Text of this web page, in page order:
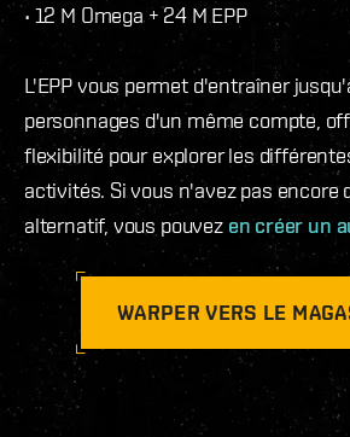
• 12 M Omega + 24 M EPP
L'EPP vous permet d'entraîner
personnages d'un même compte,
flexibilité pour explorer les
activités. Si vous n'avez pas encore
alternatif, vous pouvez en créer un
WARPER VERS LE